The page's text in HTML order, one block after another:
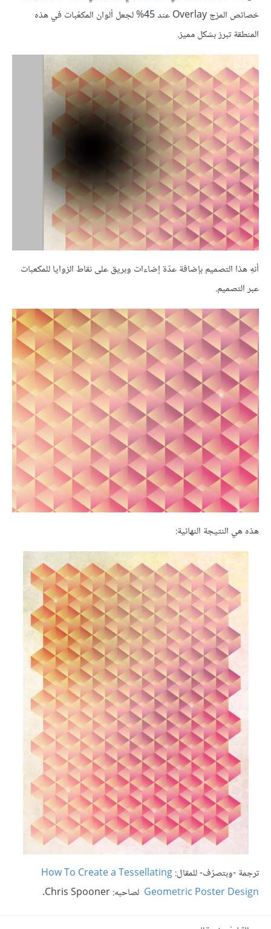
خصائص المزج Overlay عند 45% لجعل ألوان المكعّبات في هذه
المنطقة تبرز بشكل مميز.
أنهِ هذا التصميم بإضافة عدّة إضاءات وبريق على نقاط الزوايا للمكعبات
عبر التصميم.
هذه هي النتيجة النهائية:
ترجمة -وبتصرّف- للمقال:How To Create a Tessellating
Geometric Poster Design لصاحبه:Chris Spooner.